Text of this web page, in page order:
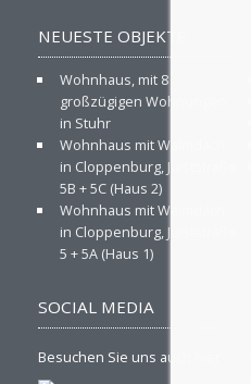
NEUESTE OBJEKTE
Wohnhaus, mit 8
großzügigen Wohnungen
in Stuhr
Wohnhaus mit Walmdach
in Cloppenburg, Juiststraße
5B + 5C (Haus 2)
Wohnhaus mit Walmdach
in Cloppenburg, Juiststraße
5 + 5A (Haus 1)
SOCIAL MEDIA
Besuchen Sie uns auch hier